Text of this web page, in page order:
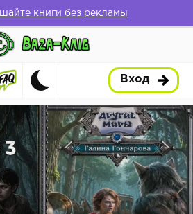
книги без рекламы
Вход